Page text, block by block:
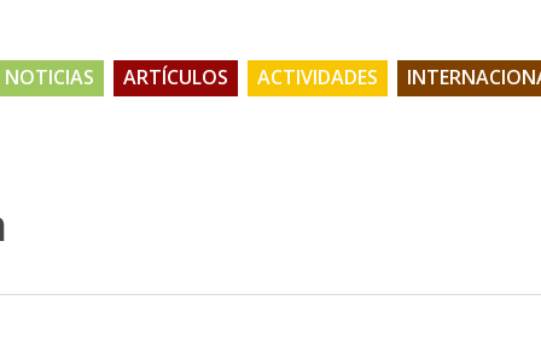
NOTICIAS ARTÍCULOS ACTIVIDADES